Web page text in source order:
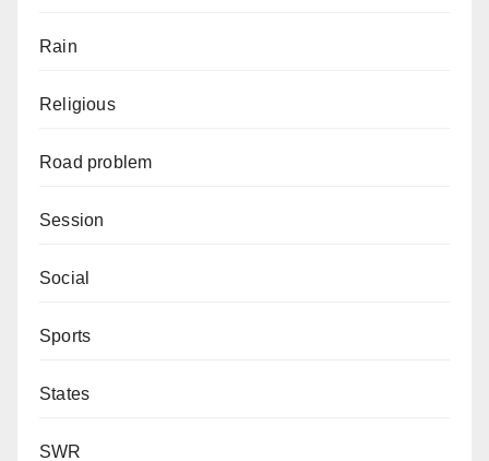
Rain
Religious
Road problem
Session
Social
Sports
States
SWR